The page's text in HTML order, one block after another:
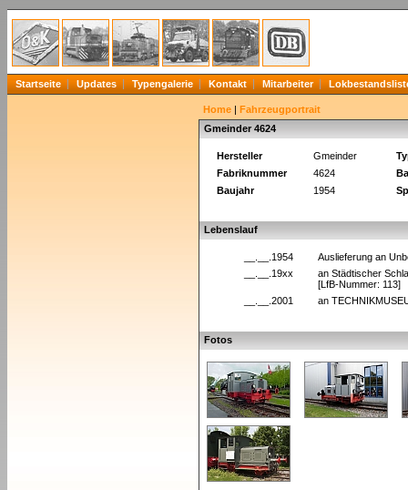
Startseite Updates Typengalerie Kontakt Mitarbeiter
Home | Fahrzeugportrait
Gmeinder 4624
Hersteller Gmeinder
Fabriknummer
4624
Baujahr
1954
Lebenslauf
__.__.1954
Auslieferung an
__.__.19xx
an Städtischer
[LfB-Nummer: 113]
__.__.2001
an
Fotos